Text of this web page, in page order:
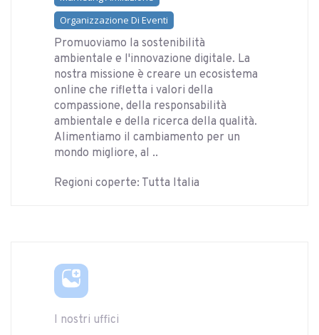
Organizzazione Di Eventi
Promuoviamo la sostenibilità
ambientale e l'innovazione digitale. La
nostra missione è creare un ecosistema
online che rifletta i valori della
compassione, della responsabilità
ambientale e della ricerca della qualità.
Alimentiamo il cambiamento per un
mondo migliore, al ..
Regioni coperte: Tutta Italia
I nostri uffici